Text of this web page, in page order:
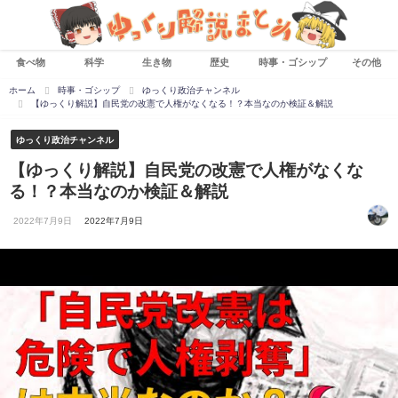
食べ物 科学 生き物 歴史 時事・ゴシップ その他
ホーム 時事・ゴシップ
ゆっくり政治チャンネル
【ゆっくり解説】自民党の改憲で人権がなくなる！？本当なのか検証＆解説
ゆっくり政治チャンネル
【ゆっくり解説】自民党の改憲で人権がなくな
る！？本当なのか検証＆解説
2022年7月9日 2022年7月9日